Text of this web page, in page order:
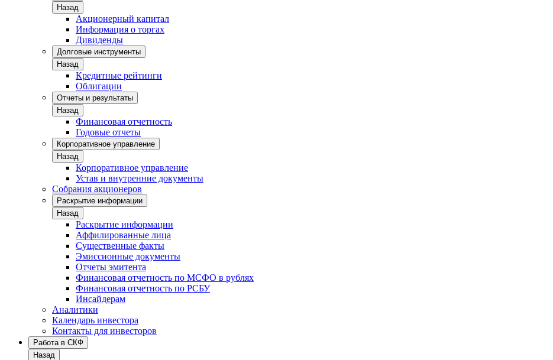
Назад
Акционерный капитал
Информация о торгах
Дивиденды
Долговые инструменты
Назад
Кредитные рейтинги
Облигации
Отчеты и результаты
Назад
Финансовая отчетность
Годовые отчеты
Корпоративное управление
Назад
Корпоративное управление
Устав и внутренние документы
Собрания акционеров
Раскрытие информации
Назад
Раскрытие информации
Аффилированные лица
Существенные факты
Эмиссионные документы
Отчеты эмитента
Финансовая отчетность по МСФО в рублях
Финансовая отчетность по РСБУ
Инсайдерам
Аналитики
Календарь инвестора
Контакты для инвесторов
Работа в СКФ
Назад